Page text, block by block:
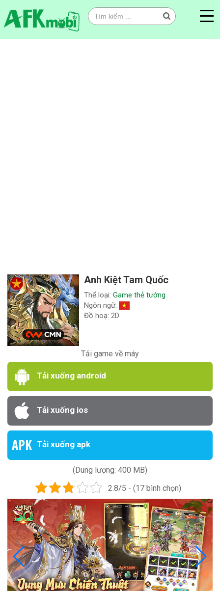
Anh Kiệt Tam Quốc
Thể loại:Game thẻ tướng
Ngôn ngữ:
Đồ hoạ: 2D
Tải game về máy
Tải xuống android
Tải xuống ios
Tải xuống apk
(Dung lượng: 400 MB)
2.8/5 - (17 bình chọn)